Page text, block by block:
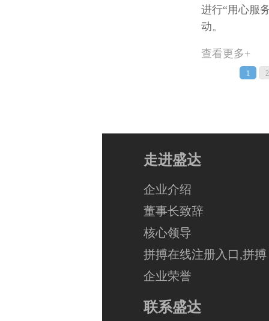
进行“用心服
动。
查看更多+
1 2
走进盛达
企业介绍
董事长致辞
核心领导
拼搏在线注册入口,拼
企业荣誉
联系盛达